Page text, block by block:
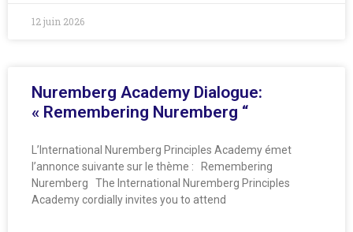
12 juin 2026
Nuremberg Academy Dialogue:
« Remembering Nuremberg “
L’International Nuremberg Principles Academy émet
l’annonce suivante sur le thème : Remembering
Nuremberg The International Nuremberg Principles
Academy cordially invites you to attend